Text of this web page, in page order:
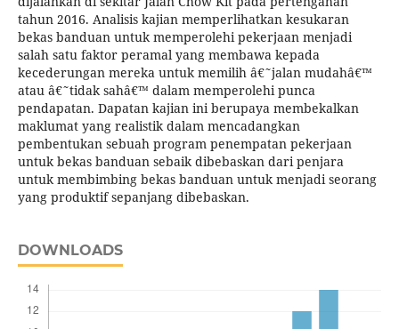
tahun 2016. Analisis kajian memperlihatkan kesukaran
bekas banduan untuk memperolehi pekerjaan menjadi
salah satu faktor peramal yang membawa kepada
kecederungan mereka untuk memilih â€˜jalan mudahâ€™
atau â€˜tidak sahâ€™ dalam memperolehi punca
pendapatan. Dapatan kajian ini berupaya membekalkan
maklumat yang realistik dalam mencadangkan
pembentukan sebuah program penempatan pekerjaan
untuk bekas banduan sebaik dibebaskan dari penjara
untuk membimbing bekas banduan untuk menjadi seorang
yang produktif sepanjang dibebaskan.
DOWNLOADS